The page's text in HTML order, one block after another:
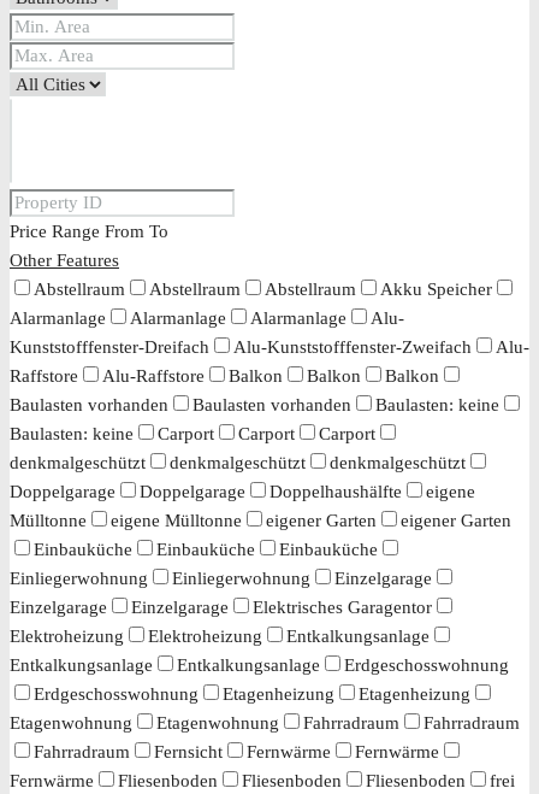
Price Range From To
Other Features
Abstellraum
Abstellraum Abstellraum
Akku Speicher
Alarmanlage
Alarmanlage Alarmanlage
Alu-
Kunststofffenster-Dreifach
Alu-Kunststofffenster-Zweifach
Alu-
Raffstore
Alu-Raffstore Balkon Balkon
Balkon
Baulasten vorhanden
Baulasten vorhanden
Baulasten: keine
Baulasten: keine
Carport Carport
Carport
denkmalgeschützt
denkmalgeschützt
denkmalgeschützt
Doppelgarage
Doppelgarage Doppelhaushälfte
eigene
Mülltonne
eigene Mülltonne eigener Garten
eigener Garten
Einbauküche
Einbauküche
Einbauküche
Einliegerwohnung
Einliegerwohnung
Einzelgarage
Einzelgarage
Einzelgarage
Elektrisches Garagentor
Elektroheizung
Elektroheizung
Entkalkungsanlage
Entkalkungsanlage
Entkalkungsanlage
Erdgeschosswohnung
Erdgeschosswohnung
Etagenheizung
Etagenheizung
Etagenwohnung
Etagenwohnung Fahrradraum
Fahrradraum
Fahrradraum
Fernsicht Fernwärme
Fernwärme
Fernwärme
Fliesenboden Fliesenboden Fliesenboden
frei